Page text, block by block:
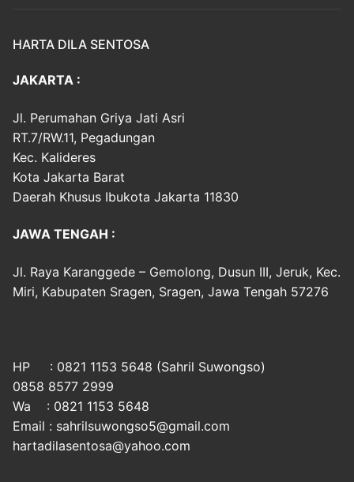
HARTA DILA SENTOSA
JAKARTA :
Jl. Perumahan Griya Jati Asri
RT.7/RW.11, Pegadungan
Kec. Kalideres
Kota Jakarta Barat
Daerah Khusus Ibukota Jakarta 11830
JAWA TENGAH :
Jl. Raya Karanggede – Gemolong, Dusun III, Jeruk, Kec.
Miri, Kabupaten Sragen, Sragen, Jawa Tengah 57276
HP : 0821 1153 5648 (Sahril Suwongso)
0858 8577 2999
Wa : 0821 1153 5648
Email : sahrilsuwongso5@gmail.com
hartadilasentosa@yahoo.com